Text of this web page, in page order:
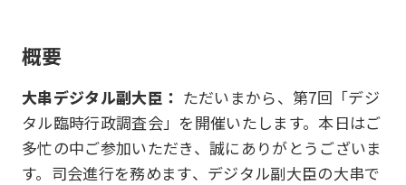
概要
大串デジタル副大臣： ただいまから、第7回「デジ
タル臨時行政調査会」を開催いたします。本日はご
多忙の中ご参加いただき、誠にありがとうございま
す。司会進行を務めます、デジタル副大臣の大串で